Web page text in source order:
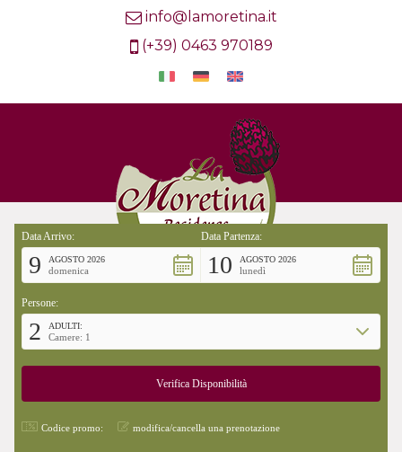
info@lamoretina.it
(+39) 0463 970189
Data Arrivo:
9 AGOSTO 2026
domenica
Data Partenza:
10 AGOSTO 2026
lunedì
Persone:
2 ADULTI:
Camere: 1
Codice promo: modifica/cancella una prenotazione